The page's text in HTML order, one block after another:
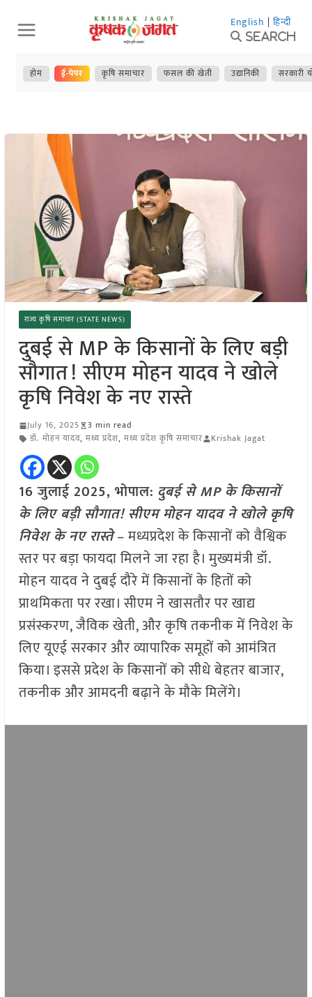
Skip
to
content
English | हिन्दी
Search
होम ई-पेपर कृषि समाचार फसल की खेती उद्यानिकी सरकारी
राज्य कृषि समाचार (STATE NEWS)
दुबई से MP के किसानों के लिए बड़ी
सौगात! सीएम मोहन यादव ने खोले
कृषि निवेश के नए रास्ते
July 16, 2025
3 min read
डॉ. मोहन यादव, मध्य प्रदेश, मध्य प्रदेश कृषि समाचार Krishak Jagat
16 जुलाई 2025, भोपाल: दुबई से MP के किसानों
के लिए बड़ी सौगात! सीएम मोहन यादव ने खोले कृषि
निवेश के नए रास्ते– मध्यप्रदेश के किसानों को वैश्विक
स्तर पर बड़ा फायदा मिलने जा रहा है। मुख्यमंत्री डॉ.
मोहन यादव ने दुबई दौरे में किसानों के हितों को
प्राथमिकता पर रखा। सीएम ने खासतौर पर खाद्य
प्रसंस्करण, जैविक खेती, और कृषि तकनीक में निवेश के
लिए यूएई सरकार और व्यापारिक समूहों को आमंत्रित
किया। इससे प्रदेश के किसानों को सीधे बेहतर बाजार,
तकनीक और आमदनी बढ़ाने के मौके मिलेंगे।